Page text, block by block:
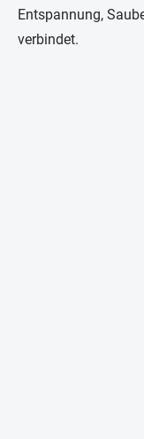
Entspannung,
verbindet.